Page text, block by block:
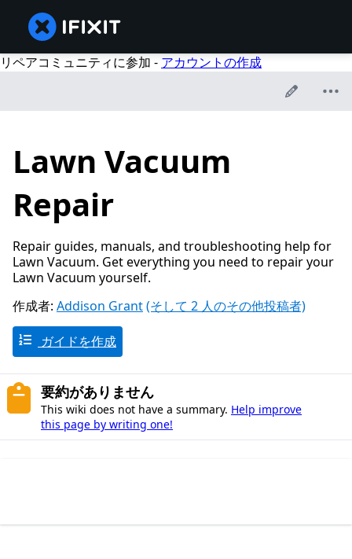
リペアコミュニティに参加 - アカウントの作成
Lawn Vacuum
Repair
Repair guides, manuals, and troubleshooting help for
Lawn Vacuum. Get everything you need to repair your
Lawn Vacuum yourself.
作成者: Addison Grant(そして 2 人のその他投稿者)
ガイドを作成
要約がありません
This wiki does not have a summary. Help improve
this page by writing one!